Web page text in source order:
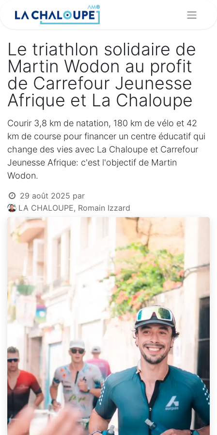
Le triathlon solidaire de
Martin Wodon au profit
de Carrefour Jeunesse
Afrique et La Chaloupe
Courir 3,8 km de natation, 180 km de vélo et 42
km de course pour financer un centre éducatif qui
change des vies avec La Chaloupe et Carrefour
Jeunesse Afrique: c'est l'objectif de Martin
Wodon.
29 août 2025 par
LA CHALOUPE, Romain Izzard